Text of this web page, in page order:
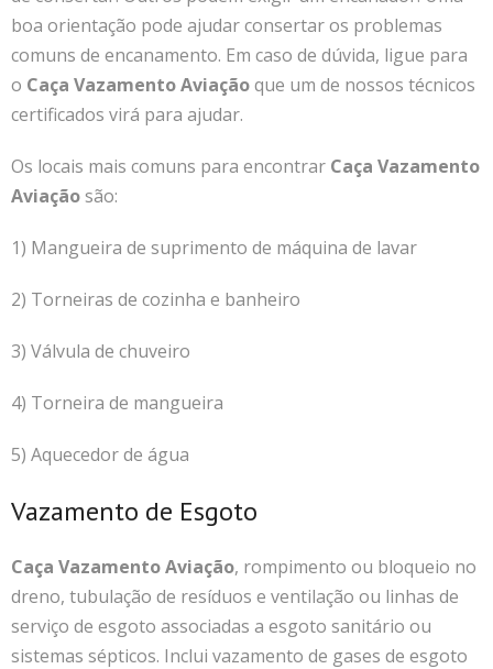
boa orientação pode ajudar consertar os problemas
comuns de encanamento. Em caso de dúvida, ligue para
o Caça Vazamento Aviaçãoque um de nossos técnicos
certificados virá para ajudar.
Os locais mais comuns para encontrar Caça Vazamento
Aviaçãosão:
1) Mangueira de suprimento de máquina de lavar
2) Torneiras de cozinha e banheiro
3) Válvula de chuveiro
4) Torneira de mangueira
5) Aquecedor de água
Vazamento de Esgoto
Caça Vazamento Aviação, rompimento ou bloqueio no
dreno, tubulação de resíduos e ventilação ou linhas de
serviço de esgoto associadas a esgoto sanitário ou
sistemas sépticos. Inclui vazamento de gases de esgoto